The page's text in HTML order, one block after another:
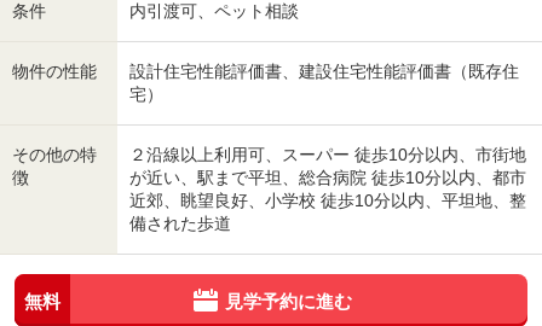
条件
内引渡可、ペット相談
物件の性能
設計住宅性能評価書、建設住宅性能評価書（既存住
宅）
その他の特
徴
２沿線以上利用可、スーパー 徒歩10分以内、市街地
が近い、駅まで平坦、総合病院 徒歩10分以内、都市
近郊、眺望良好、小学校 徒歩10分以内、平坦地、整
備された歩道
無料 見学予約に進む